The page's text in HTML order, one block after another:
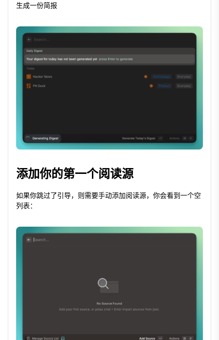
生成一份简报
添加你的第一个阅读源
如果你跳过了引导，则需要手动添加阅读源，你会看到一个空
列表：